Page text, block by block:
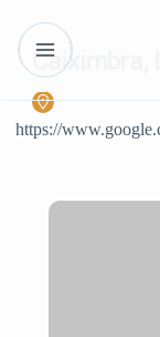
Caiximbra,
https://